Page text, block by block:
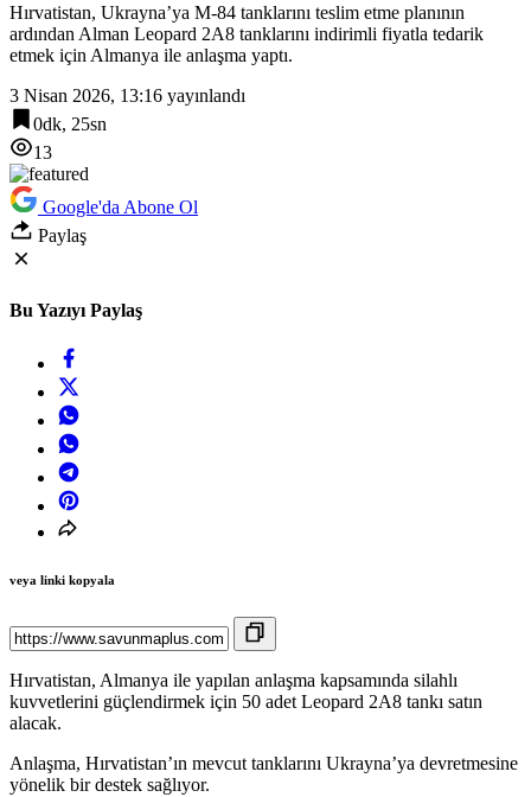
Hırvatistan, Ukrayna’ya M-84 tanklarını teslim etme planının
ardından Alman Leopard 2A8 tanklarını indirimli fiyatla tedarik
etmek için Almanya ile anlaşma yaptı.
3 Nisan 2026, 13:16 yayınlandı
0dk, 25sn
13
Google'da Abone Ol
Paylaş
Bu Yazıyı Paylaş
veya linki kopyala
Hırvatistan, Almanya ile yapılan anlaşma kapsamında silahlı
kuvvetlerini güçlendirmek için 50 adet Leopard 2A8 tankı satın
alacak.
Anlaşma, Hırvatistan’ın mevcut tanklarını Ukrayna’ya devretmesine
yönelik bir destek sağlıyor.